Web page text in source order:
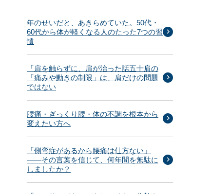
年のせいだと、あきらめていた。50代・
60代から体が軽くなる人のたった7つの習
慣
「肩を触らずに、肩が治った話五十肩の
「痛みや動きの制限」は、肩だけの問題
ではない
腰痛・ぎっくり腰・体の不調を根本から
変えたい方へ
「側弯症があるから腰痛は仕方ない」
——その言葉を信じて、何年間を無駄に
しましたか？